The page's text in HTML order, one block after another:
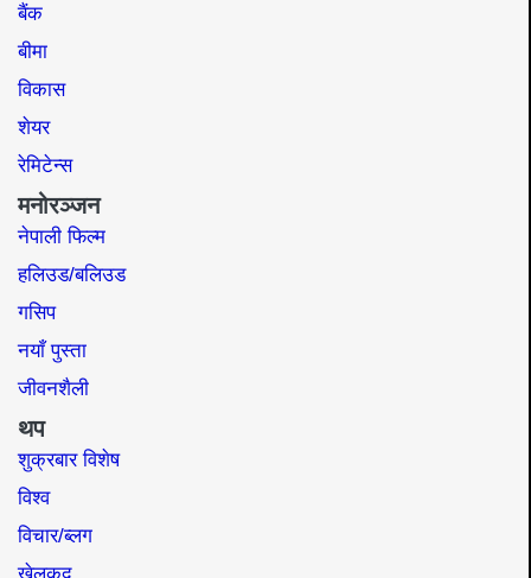
बैंक
बीमा
विकास
शेयर
रेमिटेन्स
मनोरञ्जन
नेपाली फिल्म
हलिउड/बलिउड
गसिप
नयाँ पुस्ता
जीवनशैली
थप
शुक्रबार विशेष
विश्व
विचार/ब्लग